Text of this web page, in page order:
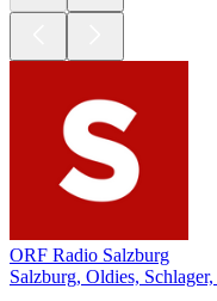
ORF Radio Salzburg
Salzburg, Oldies,